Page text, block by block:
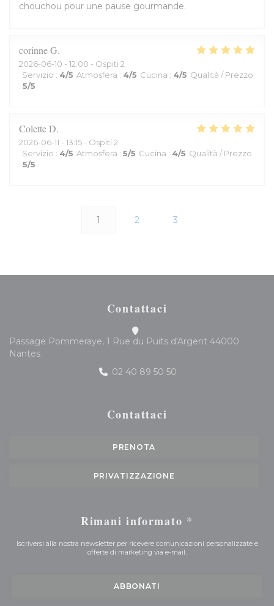
chouchou pour une pause gourmande.
corinneG
2026-06-10 - 12:00 - Ospiti 2
Servizio : 4/5 Atmosfera : 4/5 Cucina : 4/5 Qualità / Prezzo
: 5/5
ColetteD
2026-06-11 - 13:15 - Ospiti 2
Servizio : 4/5 Atmosfera : 5/5 Cucina : 4/5 Qualità / Prezzo
: 5/5
1 2 3
Contattaci
Passage Pommeraye, 1 Rue du Puits d'Argent 44000
Nantes((apre una nuova finestra))
02 40 89 50 50
Contattaci
PRENOTA
PRIVATIZZAZIONE
Rimani informato *
Iscriversi alla nostra newsletter per ricevere comunicazioni personalizzate e
offerte di marketing via e-mail.
ABBONATI